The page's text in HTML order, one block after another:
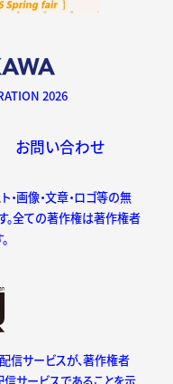
2026
お問い合わせ
画像・文章・ロゴ等の無
。全ての著作権は著作権者
信サービスが、著作権者